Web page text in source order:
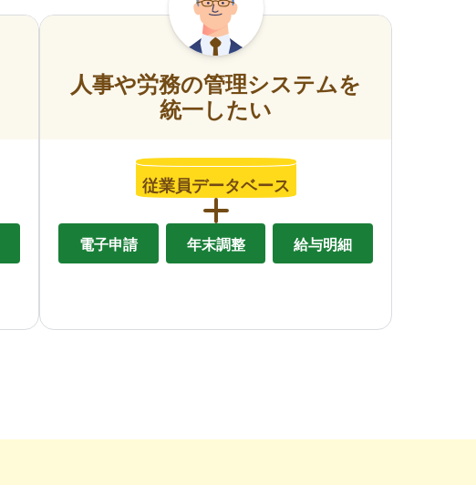
人事や労務の管理システムを
統一したい
従業員データベース
電子申請 年末調整 給与明細